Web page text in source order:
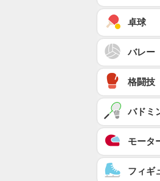
卓球
バレー
格闘技
バドミ
モータ
フィギ